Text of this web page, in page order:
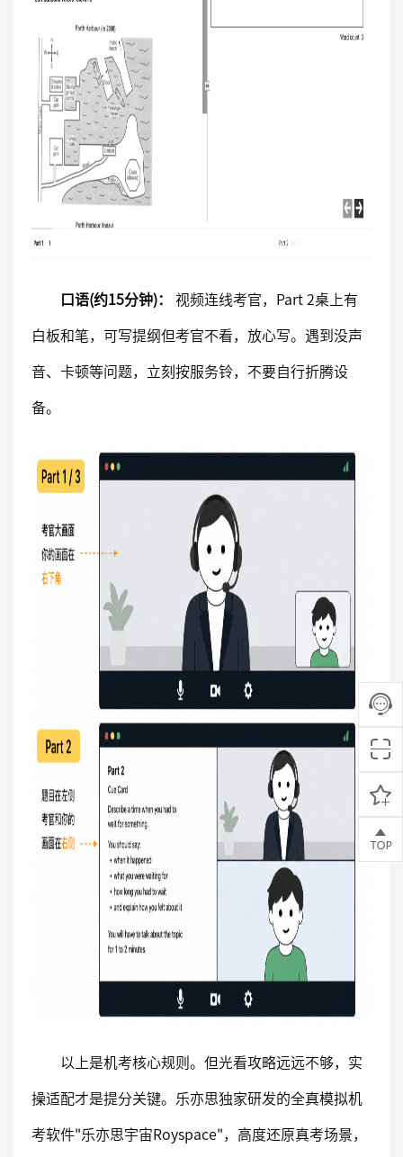
口语(约15分钟)： 视频连线考官，Part 2桌上有
白板和笔，可写提纲但考官不看，放心写。遇到没声
音、卡顿等问题，立刻按服务铃，不要自行折腾设
备。
以上是机考核心规则。但光看攻略远远不够，实
操适配才是提分关键。乐亦思独家研发的全真模拟机
考软件"乐亦思宇宙Royspace"，高度还原真考场景，